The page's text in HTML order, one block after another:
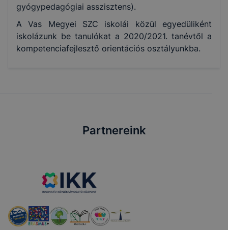
gyógypedagógiai asszisztens).
A Vas Megyei SZC iskolái közül egyedüliként
iskolázunk be tanulókat a 2020/2021. tanévtől a
kompetenciafejlesztő orientációs osztályunkba.
Partnereink